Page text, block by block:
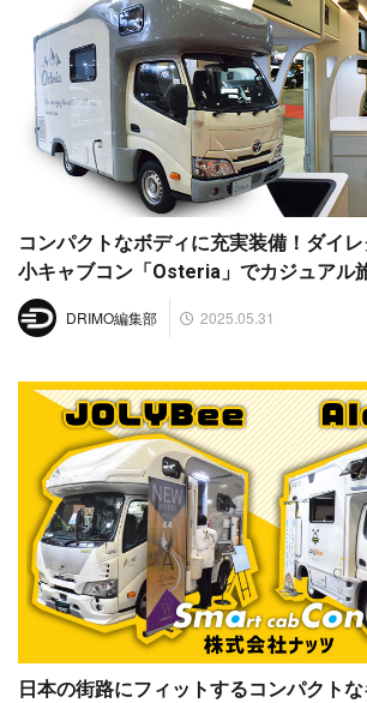
コンパクトなボディに充実装備！ダイ
小キャブコン「Osteria」でカジュアル
DRIMO編集部 2025.05.31
日本の街路にフィットするコンパクト